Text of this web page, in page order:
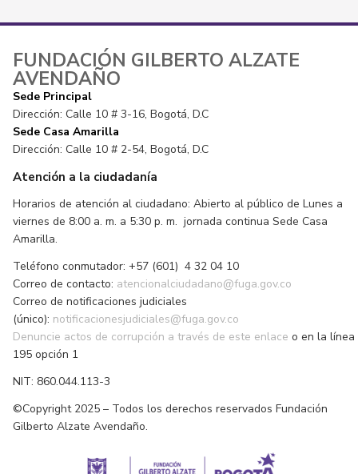
FUNDACIÓN GILBERTO ALZATE
AVENDAÑO
Sede Principal
Dirección: Calle 10 # 3-16, Bogotá, D.C
Sede Casa Amarilla
Dirección: Calle 10 # 2-54, Bogotá, D.C
Atención a la ciudadanía
Horarios de atención al ciudadano: Abierto al público de Lunes a
viernes de 8:00 a. m. a 5:30 p. m. jornada continua Sede Casa
Amarilla.
Teléfono conmutador: +57 (601) 4 32 04 10
Correo de contacto: atencionalciudadano@fuga.gov.co
Correo de notificaciones judiciales
(único): notificacionesjudiciales@fuga.gov.co
Denuncie actos de corrupción a través de este enlace o en la línea
195 opción 1
NIT: 860.044.113-3
©Copyright 2025 – Todos los derechos reservados Fundación
Gilberto Alzate Avendaño.